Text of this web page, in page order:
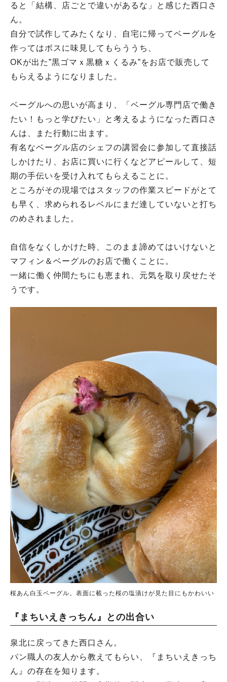
ると「結構、店ごとで違いがあるな」と感じた西口さ
ん。
自分で試作してみたくなり、自宅に帰ってベーグルを
作ってはボスに味見してもらううち、
OKが出た”黒ゴマｘ黒糖ｘくるみ”をお店で販売して
もらえるようになりました。
ベーグルへの思いが高まり、「ベーグル専門店で働き
たい！もっと学びたい」と考えるようになった西口さ
んは、また行動に出ます。
有名なベーグル店のシェフの講習会に参加して直接話
しかけたり、お店に買いに行くなどアピールして、短
期の手伝いを受け入れてもらえることに。
ところがその現場ではスタッフの作業スピードがとて
も早く、求められるレベルにまだ達していないと打ち
のめされました。
自信をなくしかけた時、このまま諦めてはいけないと
マフィン＆ベーグルのお店で働くことに。
一緒に働く仲間たちにも恵まれ、元気を取り戻せたそ
うです。
桜あん白玉ベーグル。表面に載った桜の塩漬けが見た目にもかわいい
『まちいえきっちん』との出合い
泉北に戻ってきた西口さん。
パン職人の友人から教えてもらい、『まちいえきっち
ん』の存在を知ります。